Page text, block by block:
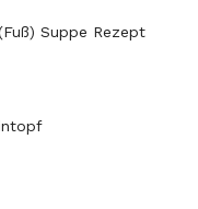
Suppe Rezept